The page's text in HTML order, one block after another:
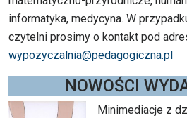
informatyka, medycyna. W
czytelni prosimy o kontakt pod
wypozyczalnia@pedagogiczna.pl
NOWOŚCI
Minimediacje z